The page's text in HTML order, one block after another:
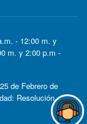
- 12:00 m. y
m. y 2:00 p.m -
de Febrero de
Resolución